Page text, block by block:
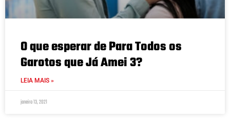
O que esperar de Para Todos os
Garotos que Já Amei 3?
LEIA MAIS »
janeiro 13, 2021